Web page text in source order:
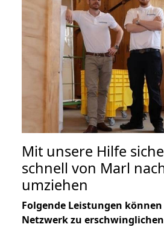
Mit unsere Hilfe
schnell von Marl
umziehen
Folgende Leistungen
Netzwerk zu